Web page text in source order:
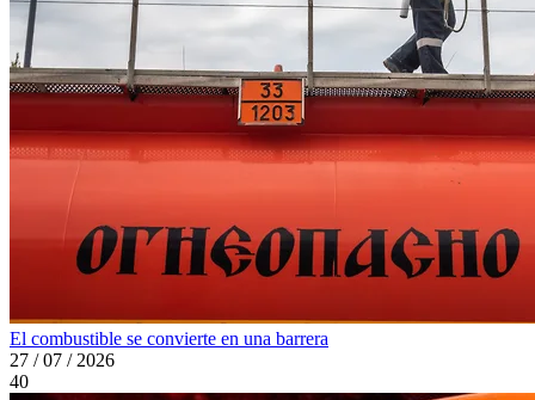
El combustible se convierte en una barrera
27 / 07 / 2026
40